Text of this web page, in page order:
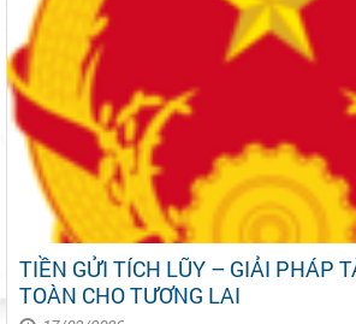
TIỀN GỬI TÍCH LŨY – GIẢI PHÁP
TOÀN CHO TƯƠNG LAI